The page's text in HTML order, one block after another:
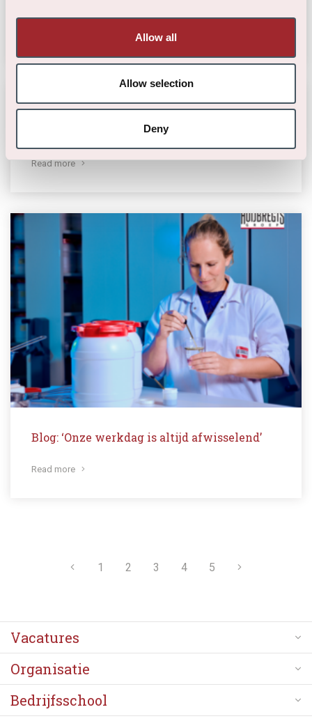
Allow all
Allow selection
Deny
De werkdag van Supply Chain-medewerker
Maartje Dijkmans- van Heugten
Read more
Blog: ‘Onze werkdag is altijd afwisselend’
Read more
1 2 3 4 5
Vacatures
Organisatie
Bedrijfsschool